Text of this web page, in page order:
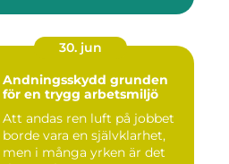
30. jun
Andningsskydd grunden
för en trygg arbetsmiljö
Att andas ren luft på jobbet
borde vara en självklarhet,
men i många yrken är det